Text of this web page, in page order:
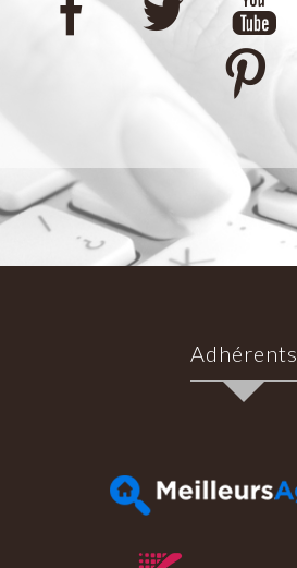
Adhérents